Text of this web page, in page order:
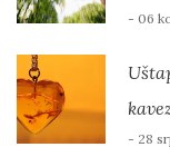
- 06
- 28